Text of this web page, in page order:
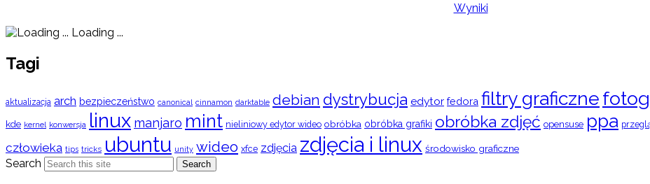
Wyniki
Loading ...
Tagi
aktualizacja arch bezpieczeństwo canonical cinnamon darktable debian dystrybucja edytor fedora filtry graficzne
kde kernel konwersja linux manjaro mint nieliniowy edytor wideo obróbka obróbka grafiki obróbka zdjęć opensuse ppa
człowieka tips tricks ubuntu unity wideo xfce zdjęcia zdjęcia i linux środowisko graficzne
Search Search